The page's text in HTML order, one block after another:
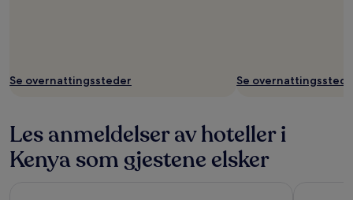
Se overnattingssteder Se
Les anmeldelser av hoteller i
Kenya som gjestene elsker